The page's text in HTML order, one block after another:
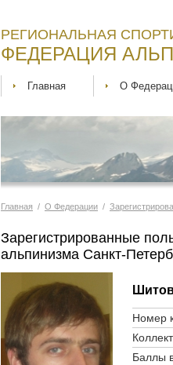
РЕГИОНАЛЬНАЯ
ФЕДЕРАЦИЯ
Главная О
Главная / О Федерации /
Зарегистрированные
альпинизма Санкт-
Номер
Баллы